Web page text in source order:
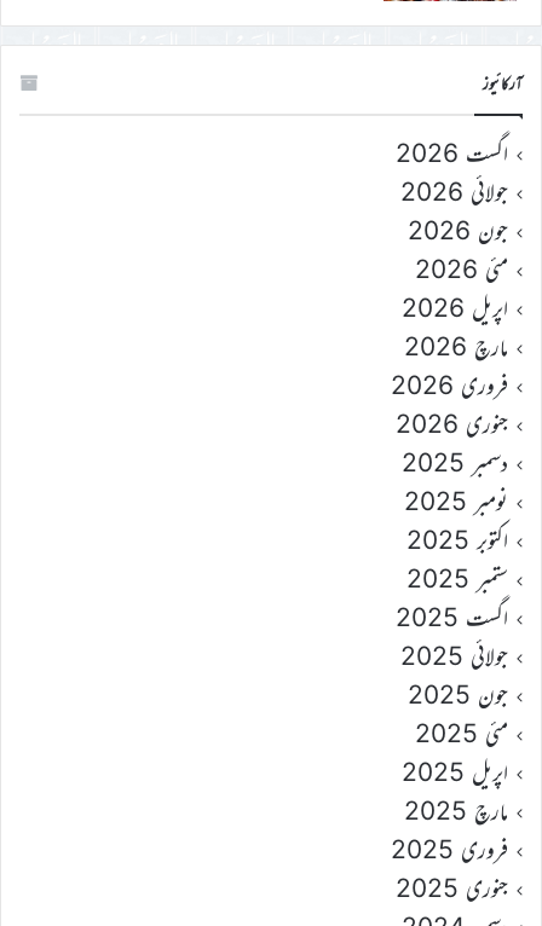
آرکائیوز
اگست 2026
جولائی 2026
جون 2026
مئی 2026
اپریل 2026
مارچ 2026
فروری 2026
جنوری 2026
دسمبر 2025
نومبر 2025
اکتوبر 2025
ستمبر 2025
اگست 2025
جولائی 2025
جون 2025
مئی 2025
اپریل 2025
مارچ 2025
فروری 2025
جنوری 2025